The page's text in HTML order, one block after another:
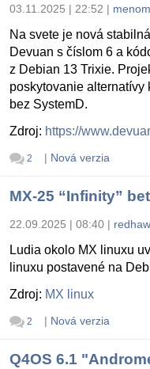
03.11.2025 | 22:52 | menom
Na svete je nová
Devuan s číslom 6 a
z Debian 13 Trixie.
poskytovanie
bez SystemD.
Zdroj: https://
2 | Nová verzia
MX-25 “Infinity”
22.09.2025 | 08:40 |
Ludia okolo MX linuxu
linuxu postavené na
Zdroj: MX linux
2 | Nová verzia
Q4OS 6.1